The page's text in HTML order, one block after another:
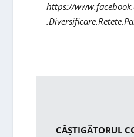
https://
CÂŞTIGĂTORUL